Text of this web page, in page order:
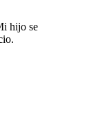
hijo se